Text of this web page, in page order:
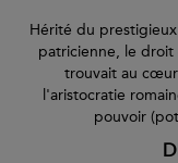
Hérité du
patricienne, le droit
trouvait au
l'aristocratie
pouvoir